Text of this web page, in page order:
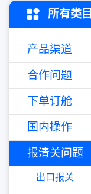
所有类目
产品渠道
合作问题
下单订舱
国内操作
报清关问题
出口报关